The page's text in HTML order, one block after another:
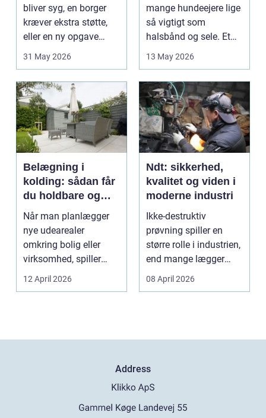
bliver syg, en borger
kræver ekstra støtte,
eller en ny opgave
31 May 2026
mange hundeejere lige
så vigtigt som
halsbånd og sele. Et
13 May 2026
Belægning i
kolding: sådan får
du holdbare og
flotte udearealer
Når man planlægger
nye udearealer
omkring bolig eller
virksomhed, spiller
belægningen en helt
centra...
12 April 2026
Ndt: sikkerhed,
kvalitet og viden i
moderne industri
Ikke-destruktiv
prøvning spiller en
større rolle i industrien,
end mange lægger
mærke til i hverdage...
08 April 2026
Address